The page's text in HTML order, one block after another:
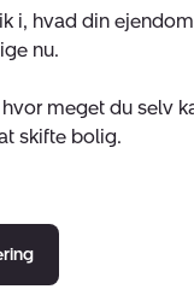
i, hvad din
nu.
hvor meget du selv
skifte bolig.